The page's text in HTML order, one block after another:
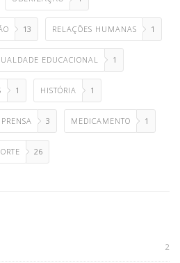
13 RELAÇÕES HUMANAS 1
EDUCACIONAL 1
1 HISTÓRIA 1
3 MEDICAMENTO 1
26
2